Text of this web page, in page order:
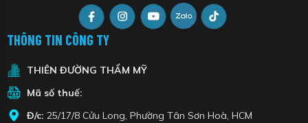
THÔNG TIN CÔNG TY
THIÊN ĐƯỜNG THẨM MỸ
Mã số thuế:
Đ/c: 25/17/8 Cửu Long, Phường Tân Sơn Hoà, HCM